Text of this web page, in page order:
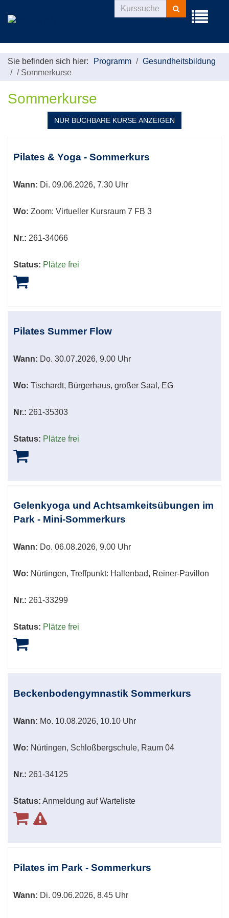
Menü
Kurse
suchen
Sie befinden sich hier: Programm
Gesundheitsbildung
/ Sommerkurse
Sommerkurse
NUR BUCHBARE KURSE ANZEIGEN
Tabellenüberschriften
werden.
Pilates & Yoga - Sommerkurs
Wann: Di. 09.06.2026, 7.30 Uhr
Wo: Zoom: Virtueller Kursraum 7 FB 3
Nr.: 261-34066
Status: Plätze frei
Pilates Summer Flow
Wann: Do. 30.07.2026, 9.00 Uhr
Wo: Tischardt, Bürgerhaus, großer Saal, EG
Nr.: 261-35303
Status: Plätze frei
Gelenkyoga und Achtsamkeitsübungen im
Park - Mini-Sommerkurs
Wann: Do. 06.08.2026, 9.00 Uhr
Wo: Nürtingen, Treffpunkt: Hallenbad, Reiner-Pavillon
Nr.: 261-33299
Status: Plätze frei
Beckenbodengymnastik Sommerkurs
Wann: Mo. 10.08.2026, 10.10 Uhr
Wo: Nürtingen, Schloßbergschule, Raum 04
Nr.: 261-34125
Status: Anmeldung auf Warteliste
Pilates im Park - Sommerkurs
Wann: Di. 09.06.2026, 8.45 Uhr